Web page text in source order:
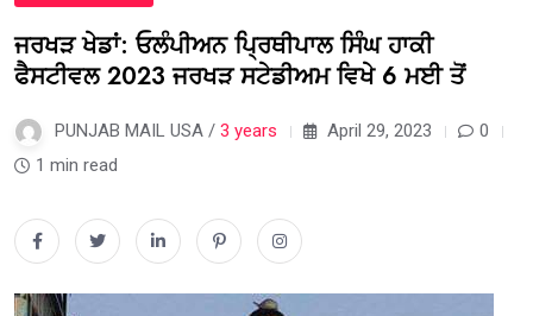
ਜਰਖੜ ਖੇਡਾਂ: ਓਲੰਪੀਅਨ ਪ੍ਰਿਥੀਪਾਲ ਸਿੰਘ ਹਾਕੀ
ਫੈਸਟੀਵਲ 2023 ਜਰਖੜ ਸਟੇਡੀਅਮ ਵਿਖੇ 6 ਮਈ ਤੋਂ
PUNJAB MAIL USA / 3 years April 29, 2023
0
1 min read